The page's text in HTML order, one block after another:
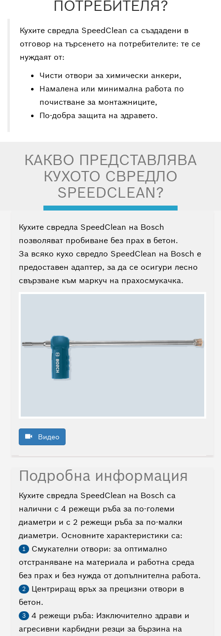
Как
се
използва?
прахоулавянето?
сравнение
Какви
типове
задачи
да
се
ПОТРЕБИТЕЛЯ?
Кухите свредла SpeedClean са създадени в
отговор на търсенето на потребителите: те се
нуждаят от:
Чисти отвори за химически анкери,
Намалена или минимална работа по
почистване за монтажниците,
По-добра защита на здравето.
КАКВО ПРЕДСТАВЛЯВА
КУХОТО СВРЕДЛО
SPEEDCLEAN?
Кухите свредла SpeedClean на Bosch
позволяват пробиване без прах в бетон.
За всяко кухо свредло SpeedClean на Bosch е
предоставен адаптер, за да се осигури лесно
свързване към маркуч на прахосмукачка.
Видео
Подробна информация
Кухите свредла SpeedClean на Bosch са
налични с 4 режещи ръба за по-големи
диаметри и с 2 режещи ръба за по-малки
диаметри. Основните характеристики са:
1
Смукателни отвори: за оптимално
отстраняване на материала и работна среда
без прах и без нужда от допълнителна работа.
2
Центриращ връх за прецизни отвори в
бетон.
3
4 режещи ръба: Изключително здрави и
агресивни карбидни резци за бързина на